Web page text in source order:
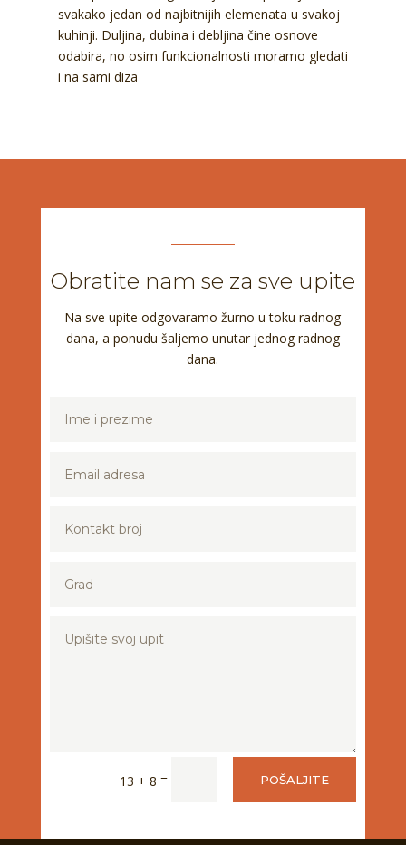
svakako jedan od najbitnijih elemenata u svakoj
kuhinji. Duljina, dubina i debljina čine osnove
odabira, no osim funkcionalnosti moramo gledati
i na sami diza
Obratite nam se za sve upite
Na sve upite odgovaramo žurno u toku radnog
dana, a ponudu šaljemo unutar jednog radnog
dana.
13 + 8 = POŠALJITE